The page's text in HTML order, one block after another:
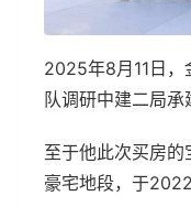
2025年8月11日，
队调研中建二局承
至于他此次买房
豪宅地段，于